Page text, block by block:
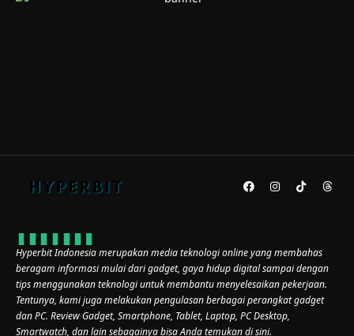
Hyperbit Indonesia merupakan media teknologi online yang membahas
beragam informasi mulai dari gadget, gaya hidup digital sampai dengan
tips menggunakan teknologi untuk membantu menyelesaikan pekerjaan.
Tentunya, kami juga melakukan pengulasan berbagai perangkat gadget
dan PC. Review Gadget, Smartphone, Tablet, Laptop, PC Desktop,
Smartwatch, dan lain sebagainya bisa Anda temukan di sini.